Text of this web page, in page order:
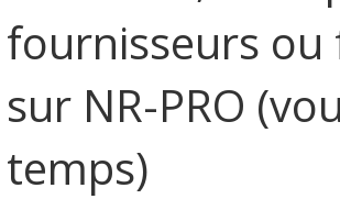
fournisseurs
sur NR-PRO
temps)